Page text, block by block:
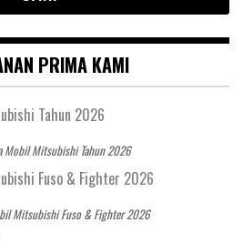
PRIMA KAMI
Mobil Mitsubishi Tahun 2026
Mitsubishi Fuso & Fighter 2026